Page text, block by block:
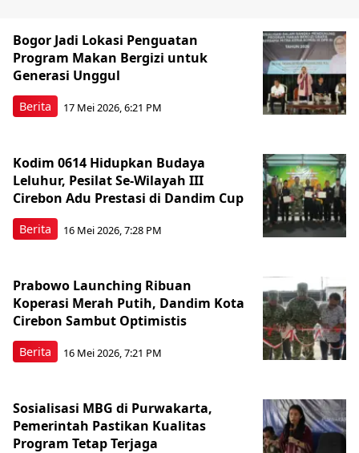
Berita
Bogor Jadi Lokasi Penguatan
Program Makan Bergizi untuk
Generasi Unggul
17 Mei 2026, 6:21 PM
Berita
Kodim 0614 Hidupkan Budaya
Leluhur, Pesilat Se-Wilayah III
Cirebon Adu Prestasi di Dandim Cup
16 Mei 2026, 7:28 PM
Berita
Prabowo Launching Ribuan
Koperasi Merah Putih, Dandim Kota
Cirebon Sambut Optimistis
16 Mei 2026, 7:21 PM
Sosialisasi MBG di Purwakarta,
Pemerintah Pastikan Kualitas
Program Tetap Terjaga